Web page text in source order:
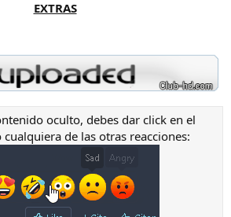
EXTRAS
oculto, debes dar click en el
cualquiera de las otras reacciones: